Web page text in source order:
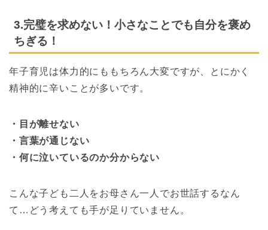
3.完璧を求めない！小さなことでも自分を褒め
ちぎる！
年子育児は体力的にももちろん大変ですが、とにかく
精神的に辛いことが多いです。
・目が離せない
・言葉が通じない
・何に泣いているのか分からない
こんな子ども二人をお母さん一人でお世話するなん
て…どう考えても手が足りていません。